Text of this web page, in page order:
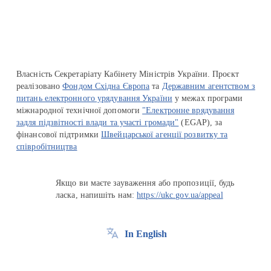
Власність Секретаріату Кабінету Міністрів України. Проєкт
реалізованоФондом Східна Європа та Державним агентством з
питань електронного урядування України у межах програми
міжнародної технічної допомоги "Електронне врядування
задля підзвітності влади та участі громади" (EGAP), за
фінансової підтримкиШвейцарської агенції розвитку та
співробітництва
Якщо ви маєте зауваження або пропозиції, будь
ласка, напишіть нам:https://ukc.gov.ua/appeal
In English